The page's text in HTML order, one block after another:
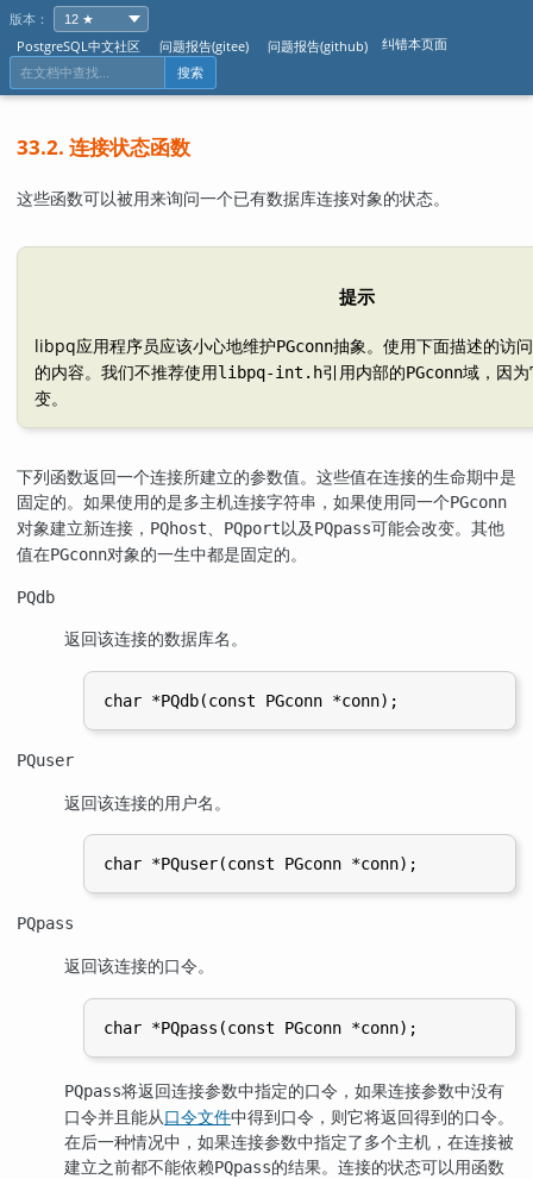
版本：
PostgreSQL中文社区
问题报告(gitee) 问题报告(github) 纠错本页面
搜索
33.2. 连接状态函数
这些函数可以被用来询问一个已有数据库连接对象的状态。
提示
libpq应用程序员应该小心地维护PGconn抽象。使用下面描述的访
的内容。我们不推荐使用libpq-int.h引用内部的PGconn域，因
变。
下列函数返回一个连接所建立的参数值。这些值在连接的生命期中是
固定的。如果使用的是多主机连接字符串，如果使用同一个PGconn
对象建立新连接， PQhost PQport以及PQpass可能会改变。其他
值在PGconn对象的一生中都是固定的。
PQdb
返回该连接的数据库名。
PQuser
返回该连接的用户名。
PQpass
返回该连接的口令。
PQpass将返回连接参数中指定的口令，如果连接参数中没有
口令并且能从口令文件中得到口令，则它将返回得到的口令。
在后一种情况中，如果连接参数中指定了多个主机，在连接被
建立之前都不能依赖PQpass的结果。连接的状态可以用函数